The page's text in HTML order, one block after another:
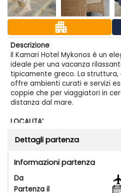
apartment
Descrizione
Il Kamari Hotel Mykonos è un
ideale per una vacanza
tipicamente greco. La struttura,
offre ambienti curati e servizi
coppie che per viaggiatori in
distanza dal mare.
LOCALITA’
Gialos, una delle zone balneari
facilmente raggiungibile grazie
situata a pochi passi dalla
trovano ristoranti, bar e un
l’aeroporto dista circa 6 km.
Dettagli partenza
Informazioni partenza
Da
Partenza il